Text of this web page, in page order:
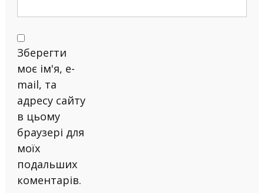
Зберегти
моє ім'я, e-
mail, та
адресу сайту
в цьому
браузері для
моїх
подальших
коментарів.